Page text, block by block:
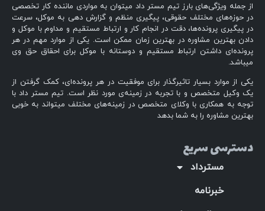
از جمله ویژگی‌های بارز تیم مستر داد میتوان به مواردی ماننده کار تخصصی
در حوزه‌های مختلف حقوقی، پیگیری منظم و گزارش دهی به موکل، سرعت
در پیگیری پرونده‌ها، دقت در انجام کار و ارتباط مستقیم و مداوم با موکل و
دادن بهترین مشاوره در بهترین زمان ممکن است. یکی از موارد مهم در هر
پرونده‌ای داشتن ارتباط مستقیم و دوستانه با موکل برای احقاق حق وی
میباشد.
یکی از موارد بسیار تاثیرگذار برای موفقیت در هر پرونده‌ای، کمک گرفتن از
یک وکیل متخصص و با تجربه در زمینه‌ی مورد نظر است. تیم مستر داد با
توجه به همکاری با وکلای متخصص در زمینه‌های مختلف میتواند به خوبی
بهترین مشاوره را به شما بدهد
دسترسی سریع
مسترداد
خبرنامه